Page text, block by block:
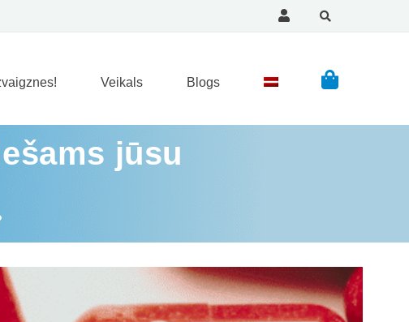
Veikals Blogs
jūsu